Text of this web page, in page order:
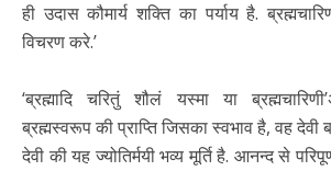
ही उदास कौमार्य शक्ति का पर्याय है.
विचरण करे.’
‘ब्रह्मादि चरितुं शौलं यस्मा या
ब्रह्मस्वरूप की प्राप्ति जिसका स्वभाव है, वह देवी
देवी की यह ज्योतिर्मयी भव्य मूर्ति है. आनन्द से